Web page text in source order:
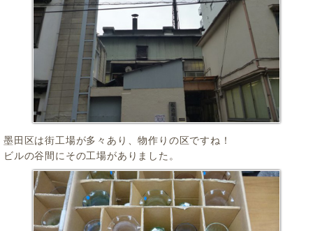
墨田区は街工場が多々あり、物作りの区ですね！
ビルの谷間にその工場がありました。